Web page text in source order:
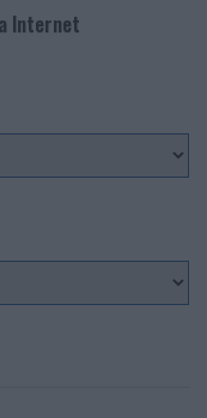
Internet